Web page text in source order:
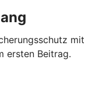
mit
ersten Beitrag.